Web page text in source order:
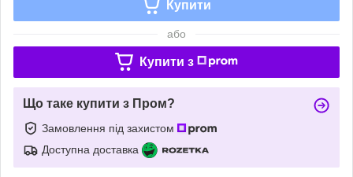
Купити
або
Купити з
Що таке купити з Пром?
Замовлення під захистом
Доступна доставка